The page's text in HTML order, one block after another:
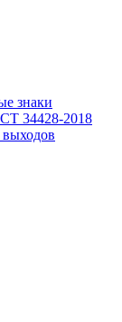
знаки
34428-2018